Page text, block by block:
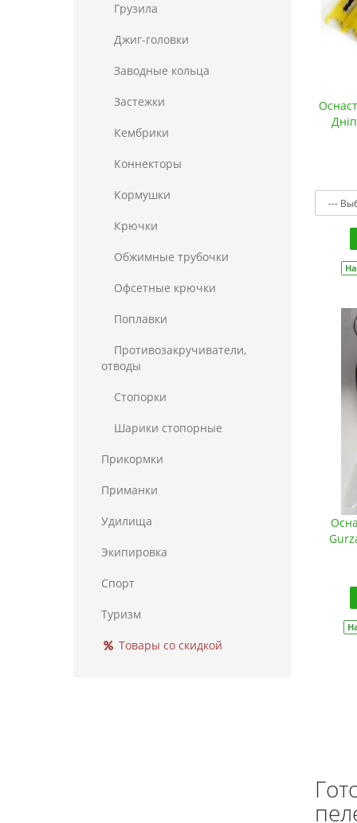
Грузила
Джиг-головки
Заводные кольца
Застежки
Кембрики
Коннекторы
Кормушки
Крючки
Обжимные трубочки
Офсетные крючки
Поплавки
Противозакручиватели,
отводы
Стопорки
Шарики стопорные
Прикормки
Приманки
Удилища
Экипировка
Спорт
Туризм
Товары со скидкой